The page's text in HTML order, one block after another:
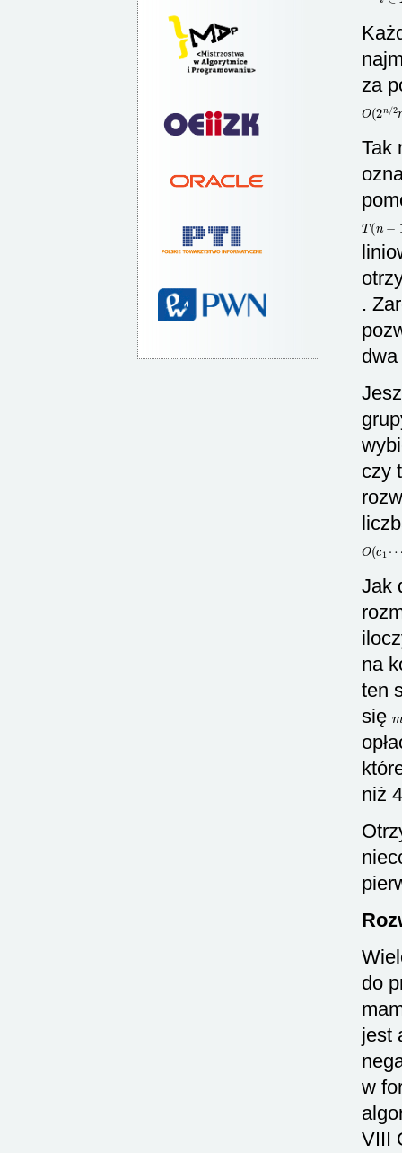
za
O(2n/2
Tak
T(n
.
czy
O(
Jak
na
ten
się
niż
do
jest
w
VIII